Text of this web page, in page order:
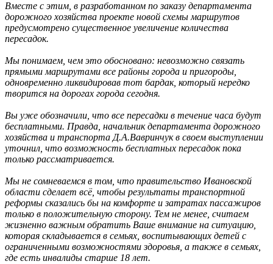
Вместе с этим, в разработанном по заказу департамента
дорожного хозяйства проекте новой схемы маршрутов
предусмотрено существенное увеличение количества
пересадок.
Мы понимаем, чем это обосновано: невозможно связать
прямыми маршрутами все районы города и пригороды,
одновременно ликвидировав тот бардак, который нередко
творится на дорогах города сегодня.
Вы уже обозначили, что все пересадки в течение часа будут
бесплатными. Правда, начальник департамента дорожного
хозяйства и транспорта Д.А.Вавринчук в своем выступлении
уточнил, что возможность бесплатных пересадок пока
только рассматривается.
Мы не сомневаемся в том, что правительство Ивановской
области сделает всё, чтобы результаты транспортной
реформы сказались бы на комфорте и затратах пассажиров
только в положительную сторону. Тем не менее, считаем
жизненно важным обратить Ваше внимание на ситуацию,
которая складывается в семьях, воспитывающих детей с
ограниченными возможностями здоровья, а также в семьях,
где есть инвалиды старше 18 лет.